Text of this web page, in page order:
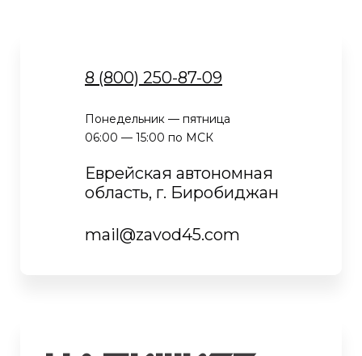
8 (800) 250-87-09
Понедельник — пятница
06:00 — 15:00 по МСК
Еврейская автономная
область, г. Биробиджан
mail@zavod45.com